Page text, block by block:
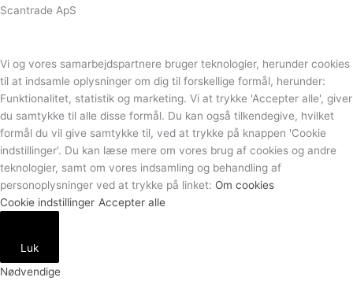
Scantrade ApS
Vi og vores samarbejdspartnere bruger teknologier, herunder cookies
til at indsamle oplysninger om dig til forskellige formål, herunder:
Funktionalitet, statistik og marketing. Vi at trykke 'Accepter alle', giver
du samtykke til alle disse formål. Du kan også tilkendegive, hvilket
formål du vil give samtykke til, ved at trykke på knappen 'Cookie
indstillinger'. Du kan læse mere om vores brug af cookies og andre
teknologier, samt om vores indsamling og behandling af
personoplysninger ved at trykke på linket: Om cookies
Cookie indstillinger Accepter alle
Luk
Nødvendige